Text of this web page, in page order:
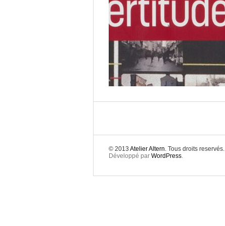
© 2013 Atelier Altern. Tous droits reservés.
Développé par WordPress.